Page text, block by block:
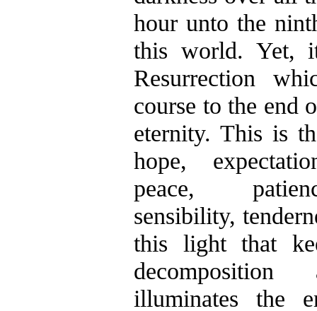
hour unto the
this world. Yet,
Resurrection
course to the end
eternity. This is
hope,
peace,
sensibility,
this light that
illuminates the